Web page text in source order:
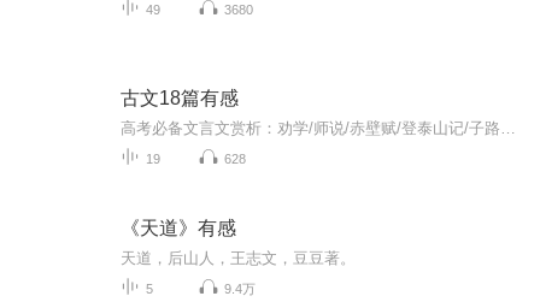
49 3680
古文18篇有感
19 628
《天道》有感
天道，后山人，王志文，豆豆著。
5 9.4万